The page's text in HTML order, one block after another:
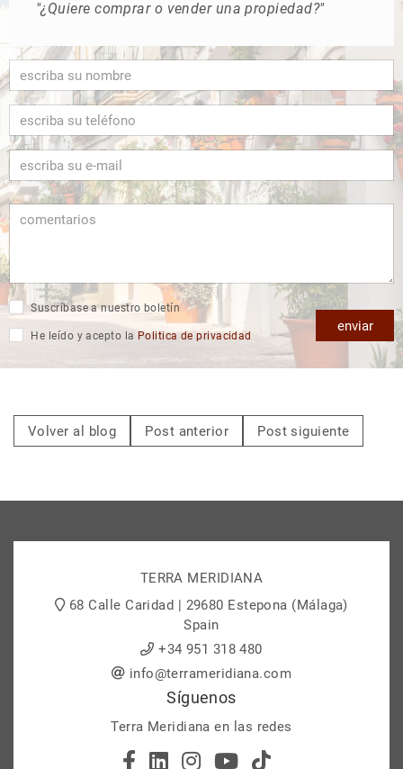
"¿Quiere comprar o vender una propiedad?"
Suscríbase a nuestro boletín
He leído y acepto la Politica de privacidad
enviar
Volver al blog Post anterior Post siguiente
TERRA MERIDIANA
68 Calle Caridad | 29680 Estepona (Málaga)
Spain
+34 951 318 480
info@terrameridiana.com
Síguenos
Terra Meridiana en las redes